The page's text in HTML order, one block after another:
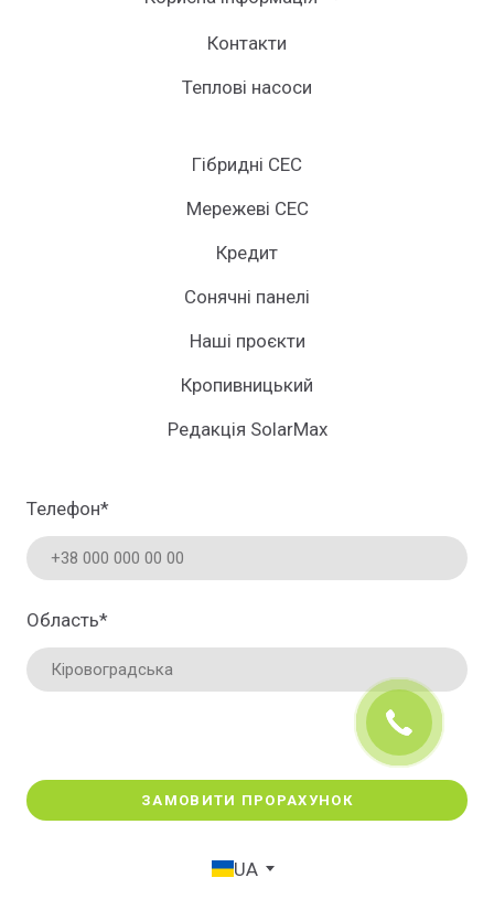
Контакти
Теплові насоси
Гібридні СЕС
Мережеві СЕС
Кредит
Сонячні панелі
Наші проєкти
Кропивницький
Редакція SolarMax
Телефон*
Область*
ЗАМОВИТИ ПРОРАХУНОК
UA